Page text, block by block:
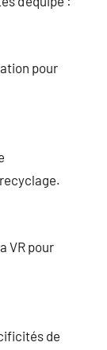
pour
VR pour
de